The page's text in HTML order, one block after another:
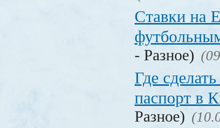
Ставки на
- Разное)
Где
паспорт в
Разное)